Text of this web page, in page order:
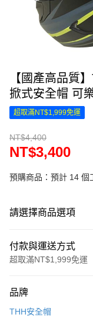
【國產高品質
掀式安全帽 可
超取滿NT$1,999免運
NT$4,400
NT$3,400
預購商品：預計 14 個
請選擇商品選項
付款與運送方式
超取滿NT$1,999免運
信用卡一次付款
品牌
THH安全帽